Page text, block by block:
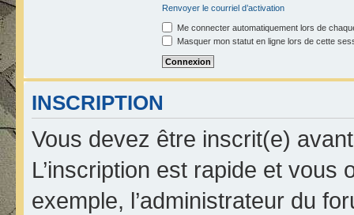
Renvoyer le courriel d’activation
Me connecter automatiquement lors de
Masquer mon statut en ligne lors de cette
INSCRIPTION
Vous devez être inscrit(e)
L’inscription est rapide et
exemple, l’administrateur du